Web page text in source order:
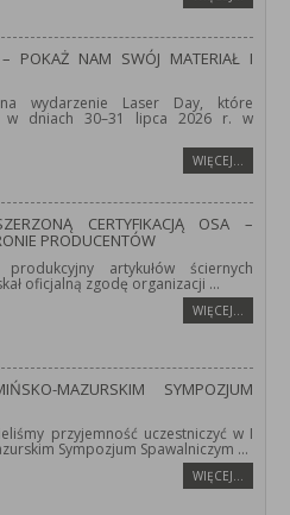
POKAŻ NAM SWÓJ MATERIAŁ I
wydarzenie Laser Day, które
w dniach 30–31 lipca 2026 r. w
WIĘCEJ…
CERTYFIKACJĄ OSA –
PRODUCENTÓW
artykułów ściernych
oficjalną zgodę organizacji ...
WIĘCEJ…
MAZURSKIM SYMPOZJUM
przyjemność uczestniczyć w I
Sympozjum Spawalniczym ...
WIĘCEJ…